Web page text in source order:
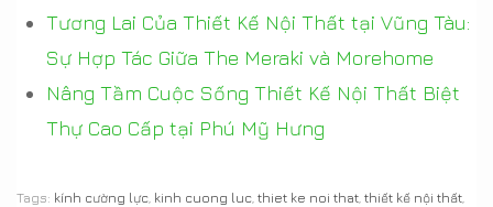
Tương Lai Của Thiết Kế Nội Thất tại Vũng Tàu:
Sự Hợp Tác Giữa The Meraki và Morehome
Nâng Tầm Cuộc Sống Thiết Kế Nội Thất Biệt
Thự Cao Cấp tại Phú Mỹ Hưng
Tags: kính cường lực kinh cuong luc thiet ke noi that thiết kế nội thất